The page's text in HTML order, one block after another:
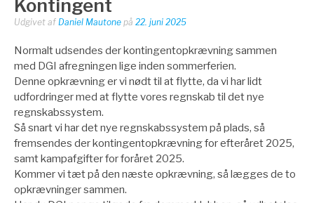
Kontingent
Udgivet af Daniel Mautone på 22. juni 2025
Normalt udsendes der kontingentopkrævning sammen
med DGI afregningen lige inden sommerferien.
Denne opkrævning er vi nødt til at flytte, da vi har lidt
udfordringer med at flytte vores regnskab til det nye
regnskabssystem.
Så snart vi har det nye regnskabssystem på plads, så
fremsendes der kontingentopkrævning for efteråret 2025,
samt kampafgifter for foråret 2025.
Kommer vi tæt på den næste opkrævning, så lægges de to
opkrævninger sammen.